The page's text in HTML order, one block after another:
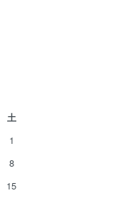
土
1
8
15